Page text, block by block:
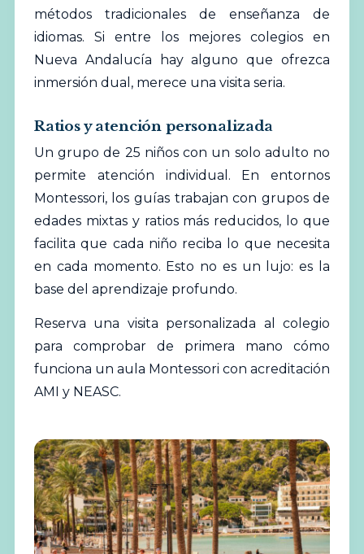
métodos tradicionales de enseñanza de
idiomas. Si entre los mejores colegios en
Nueva Andalucía hay alguno que ofrezca
inmersión dual, merece una visita seria.
Ratios y atención personalizada
Un grupo de 25 niños con un solo adulto no
permite atención individual. En entornos
Montessori, los guías trabajan con grupos de
edades mixtas y ratios más reducidos, lo que
facilita que cada niño reciba lo que necesita
en cada momento. Esto no es un lujo: es la
base del aprendizaje profundo.
Reserva una visita personalizada al colegio
para comprobar de primera mano cómo
funciona un aula Montessori con acreditación
AMI y NEASC.